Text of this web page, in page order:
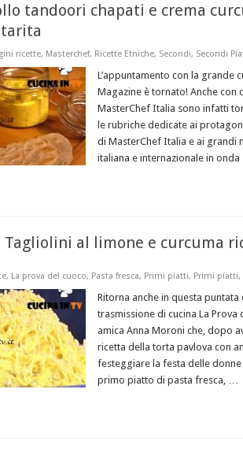
tandoori chapati e crema
ricette, Masterchef, Ricette Etniche, Secondi, Secondi
L’appuntamento con la grande
Magazine è tornato! Anche con
MasterChef Italia sono infatti
le rubriche dedicate ai
di MasterChef Italia e ai grandi
italiana e internazionale in onda
Tagliolini al limone e curcuma
, La prova del cuoco, Pasta fresca, Primi piatti, Primi piatti,
Ritorna anche in questa
trasmissione di cucina La Prova
amica Anna Moroni che, dopo
ricetta della torta pavlova con
festeggiare la festa delle
primo piatto di pasta fresca, …